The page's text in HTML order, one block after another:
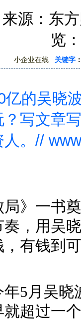
源：东
览
小企业在线 关键字
亿的吴晓
写文章
。//
一书奠
，用吴
有钱到
月吴晓
超过一